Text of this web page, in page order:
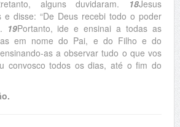
alguns duvidaram. 18Jesus
e disse: “De Deus recebi todo o poder
19Portanto, ide e ensinai a todas as
as em nome do Pai, e do Filho e do
as a observar tudo o que vos
convosco todos os dias, até o fim do